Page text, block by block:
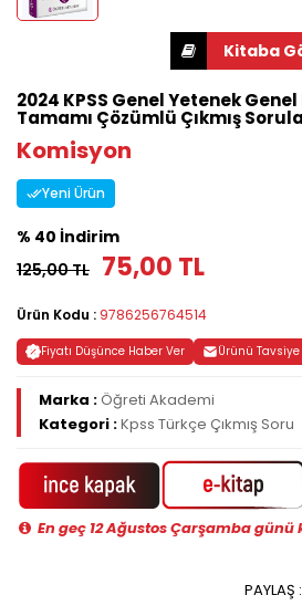
2024 KPSS Genel Yetenek
Tamamı Çözümlü Çıkmış
Komisyon
Yeni Ürün
% 40 İndirim
125,00 TL 75,00 TL
Ürün Kodu : 9786256764514
Fiyatı Düşünce Haber Ver Ürünü Tavsiye
Marka :Öğreti Akademi
Kategori :Kpss Türkçe Çıkmış Soru
En geç 12 Ağustos Çarşamba
PAYLAŞ :